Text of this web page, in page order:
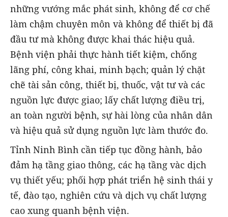
những vướng mắc phát sinh, không để cơ chế
làm chậm chuyên môn và không để thiết bị đã
đầu tư mà không được khai thác hiệu quả.
Bệnh viện phải thực hành tiết kiệm, chống
lãng phí, công khai, minh bạch; quản lý chặt
chẽ tài sản công, thiết bị, thuốc, vật tư và các
nguồn lực được giao; lấy chất lượng điều trị,
an toàn người bệnh, sự hài lòng của nhân dân
và hiệu quả sử dụng nguồn lực làm thước đo.
Tỉnh Ninh Bình cần tiếp tục đồng hành, bảo
đảm hạ tầng giao thông, các hạ tầng vàc dịch
vụ thiết yếu; phối hợp phát triển hệ sinh thái y
tế, đào tạo, nghiên cứu và dịch vụ chất lượng
cao xung quanh bệnh viện.